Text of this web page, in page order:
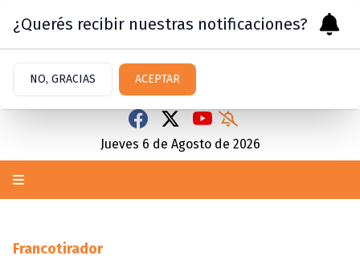
Jueves 6 de Agosto de 2026
Francotirador
¿Querés recibir nuestras notificaciones?
NO, GRACIAS ACEPTAR